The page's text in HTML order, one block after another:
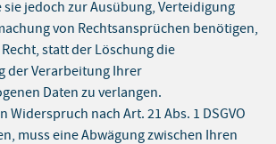
sie jedoch zur Ausübung, Verteidigung
von Rechtsansprüchen benötigen,
statt der Löschung die
der Verarbeitung Ihrer
Daten zu verlangen.
Widerspruch nach Art. 21 Abs. 1 DSGVO
muss eine Abwägung zwischen Ihren